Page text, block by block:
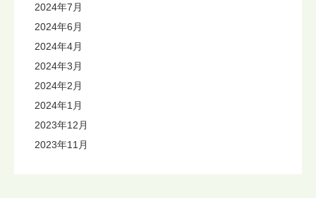
2024年7月
2024年6月
2024年4月
2024年3月
2024年2月
2024年1月
2023年12月
2023年11月